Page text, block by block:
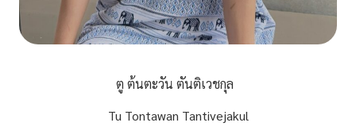
ตู ต้นตะวัน ตันติเวชกุล
Tu Tontawan Tantivejakul